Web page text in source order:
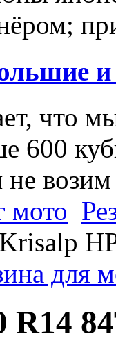
что
600
не
мото
для
R14